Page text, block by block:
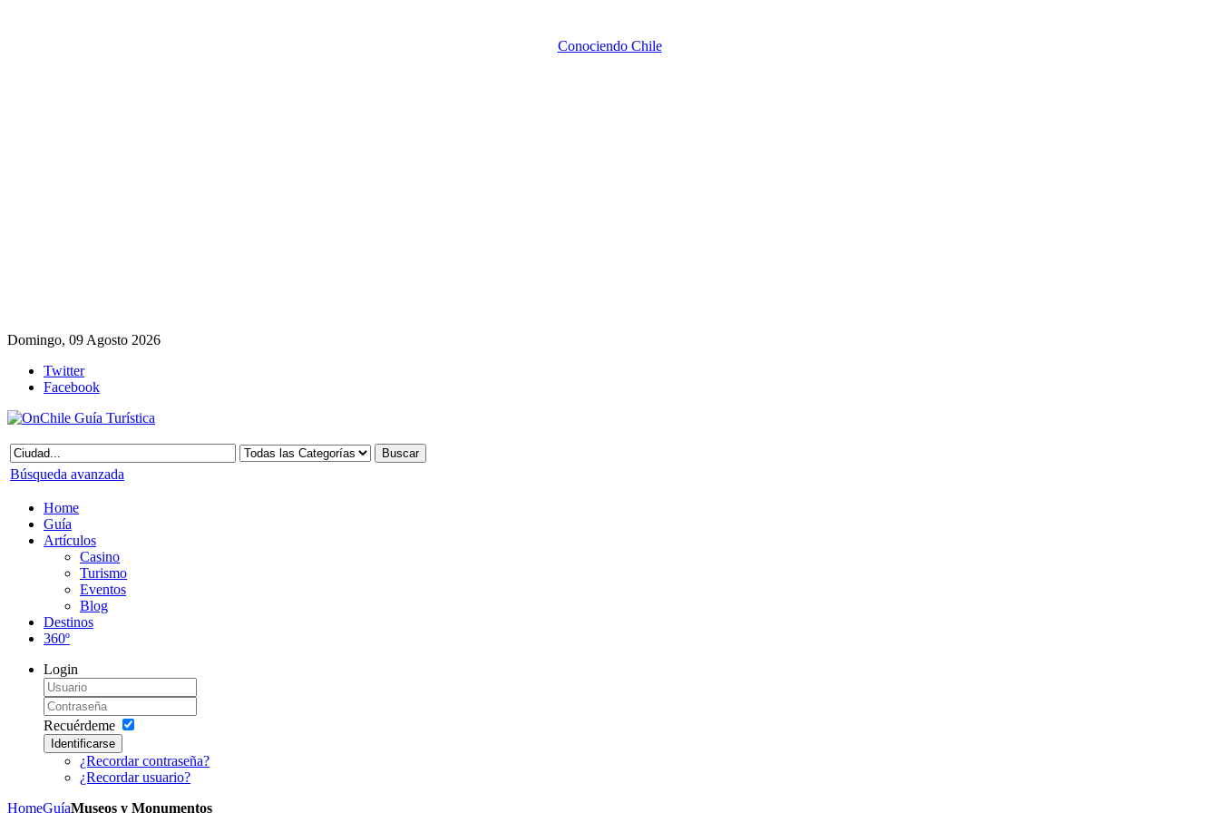
Conociendo Chile
Domingo, 09 Agosto 2026
Twitter
Facebook
Búsqueda avanzada
Home
Guía
Artículos
Casino
Turismo
Eventos
Blog
Destinos
360º
Login
Recuérdeme
Identificarse
¿Recordar contraseña?
¿Recordar usuario?
HomeGuíaMuseos y Monumentos